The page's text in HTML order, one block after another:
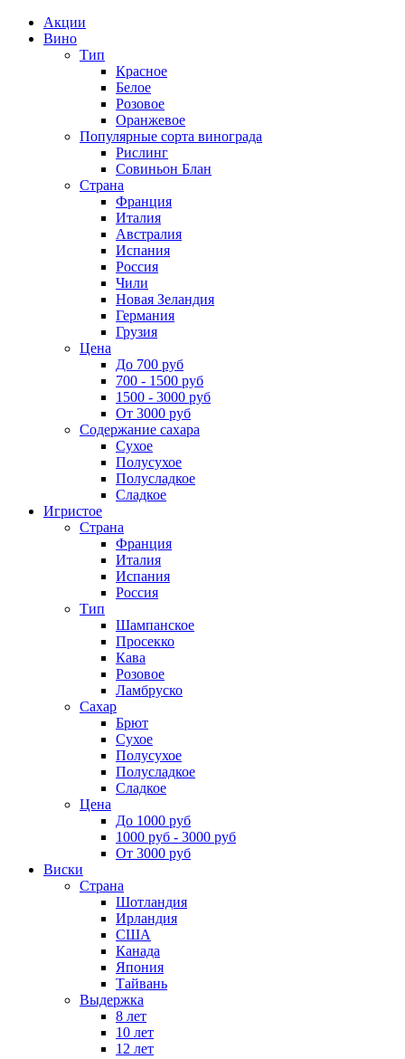
Акции
Вино
Тип
Красное
Белое
Розовое
Оранжевое
Популярные сорта винограда
Рислинг
Совиньон Блан
Страна
Франция
Италия
Австралия
Испания
Россия
Чили
Новая Зеландия
Германия
Грузия
Цена
До 700 руб
700 - 1500 руб
1500 - 3000 руб
От 3000 руб
Содержание сахара
Сухое
Полусухое
Полусладкое
Сладкое
Игристое
Страна
Франция
Италия
Испания
Россия
Тип
Шампанское
Просекко
Кава
Розовое
Ламбруско
Сахар
Брют
Сухое
Полусухое
Полусладкое
Сладкое
Цена
До 1000 руб
1000 руб - 3000 руб
От 3000 руб
Виски
Страна
Шотландия
Ирландия
США
Канада
Япония
Тайвань
Выдержка
8 лет
10 лет
12 лет